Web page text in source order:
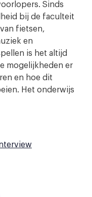
Sinds
bij de faculteit
fietsen,
en
is het altijd
mogelijkheden er
en hoe dit
Het onderwijs